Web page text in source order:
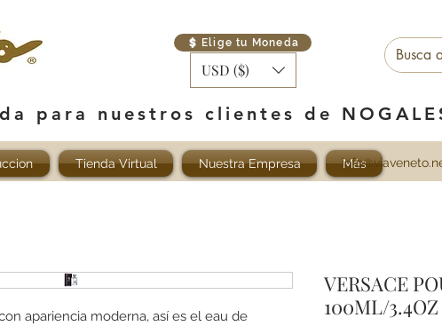
Elige tu Moneda
USD ($)
para nuestros clientes de
Tienda Virtual Nuestra Empresa Más
apariencia moderna, así es el eau de
VERSACE
100ML/